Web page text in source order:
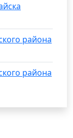
района
района